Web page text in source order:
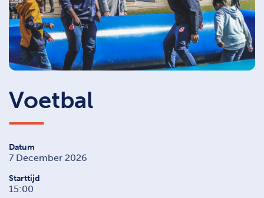
Voetbal
Datum
7 December 2026
Starttijd
15:00